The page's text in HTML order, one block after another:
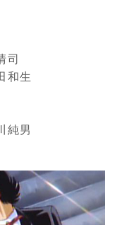
司
和生
純男